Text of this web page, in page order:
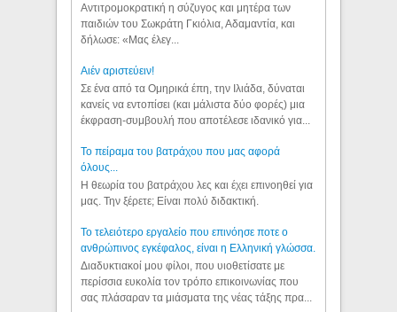
Αντιτρομοκρατική η σύζυγος και μητέρα των
παιδιών του Σωκράτη Γκιόλια, Αδαμαντία, και
δήλωσε: «Μας έλεγ...
Aιέν αριστεύειν!
Σε ένα από τα Ομηρικά έπη, την Ιλιάδα, δύναται
κανείς να εντοπίσει (και μάλιστα δύο φορές) μια
έκφραση-συμβουλή που αποτέλεσε ιδανικό για...
Το πείραμα του βατράχου που μας αφορά
όλους...
Η θεωρία του βατράχου λες και έχει επινοηθεί για
μας. Την ξέρετε; Είναι πολύ διδακτική.
Το τελειότερο εργαλείο που επινόησε ποτε ο
ανθρώπινος εγκέφαλος, είναι η Ελληνική γλώσσα.
Διαδυκτιακοί μου φίλοι, που υιοθετίσατε με
περίσσια ευκολία τον τρόπο επικοινωνίας που
σας πλάσαραν τα μιάσματα της νέας τάξης πρα...